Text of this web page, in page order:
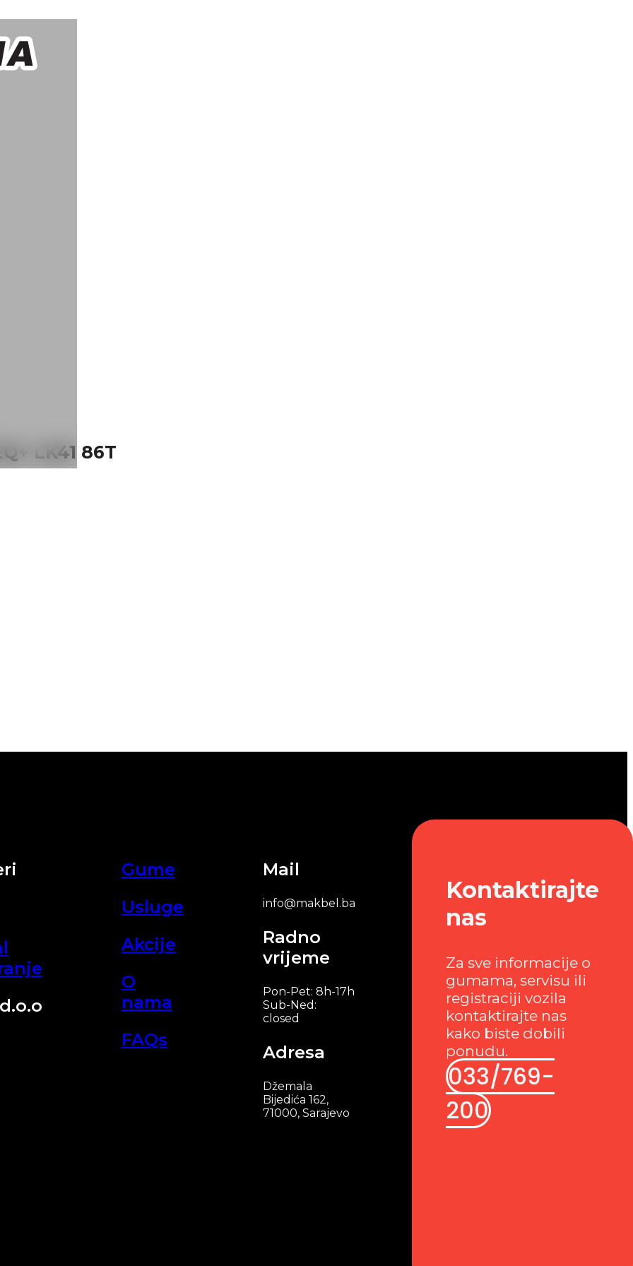
LK41 86T
Gume
Usluge
Akcije
O
nama
FAQs
Mail
info@makbel.ba
Radno
vrijeme
Pon-Pet: 8h-17h
Sub-Ned:
closed
Adresa
Džemala
Bijedića 162,
71000, Sarajevo
Kontaktirajte
nas
Za sve informacije o
gumama, servisu ili
registraciji vozila
kontaktirajte nas
kako biste dobili
ponudu.
033/769-
200